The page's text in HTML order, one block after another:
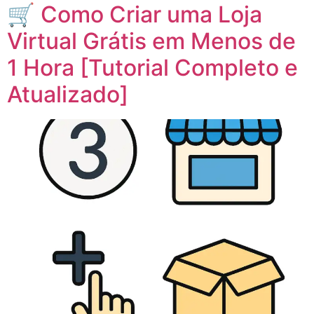
🛒 Como Criar uma Loja
Virtual Grátis em Menos de
1 Hora [Tutorial Completo e
Atualizado]